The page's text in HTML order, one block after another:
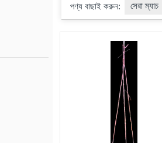
পণ্য বাছাই করুন: সেরা ম্যাচ